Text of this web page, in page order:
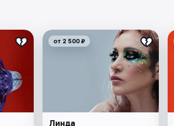
от 2 500 ₽
Линда